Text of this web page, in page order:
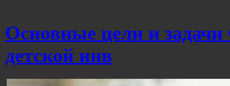
Основные цели и
детской инв